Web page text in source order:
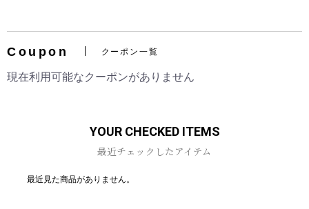
お買い物を続ける
Coupon クーポン一覧
現在利用可能なクーポンがありません
YOUR CHECKED ITEMS
最近チェックしたアイテム
最近見た商品がありません。